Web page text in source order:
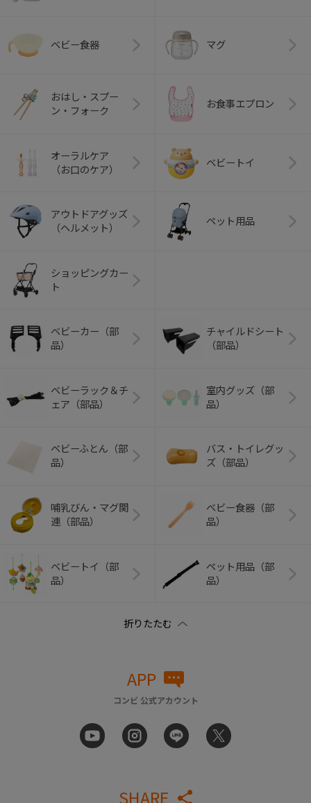
ベビー食器 マグ
おはし・スプー
ン・フォーク
お食事エプロン
オーラルケア
（お口のケア）
ベビートイ
アウトドアグッズ
（ヘルメット）
ペット用品
ショッピングカー
ト
ベビーカー（部
品）
チャイルドシート
（部品）
ベビーラック＆チ
ェア（部品）
室内グッズ（部
品）
ベビーふとん（部
品）
バス・トイレグッ
ズ（部品）
哺乳びん・マグ関
連（部品）
ベビー食器（部
品）
ベビートイ（部
品）
ペット用品（部
品）
APP
コンビ 公式アカウント
SHARE